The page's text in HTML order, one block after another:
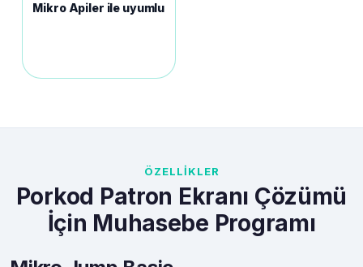
Mikro Apiler ile uyumlu
ÖZELLİKLER
Porkod Patron Ekranı Çözümü
İçin Muhasebe Programı